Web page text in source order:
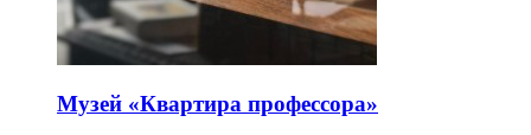
Музей «Квартира профессора»